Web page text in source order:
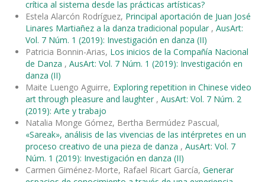
crítica al sistema desde las prácticas artísticas?
Estela Alarcón Rodríguez, Principal aportación de Juan José
Linares Martiañez a la danza tradicional popular , AusArt:
Vol. 7 Núm. 1 (2019): Investigación en danza (II)
Patricia Bonnin-Arias, Los inicios de la Compañía Nacional
de Danza , AusArt: Vol. 7 Núm. 1 (2019): Investigación en
danza (II)
Maite Luengo Aguirre, Exploring repetition in Chinese video
art through pleasure and laughter , AusArt: Vol. 7 Núm. 2
(2019): Arte y trabajo
Natalia Monge Gómez, Bertha Bermúdez Pascual,
«Sareak», análisis de las vivencias de las intérpretes en un
proceso creativo de una pieza de danza , AusArt: Vol. 7
Núm. 1 (2019): Investigación en danza (II)
Carmen Giménez-Morte, Rafael Ricart García, Generar